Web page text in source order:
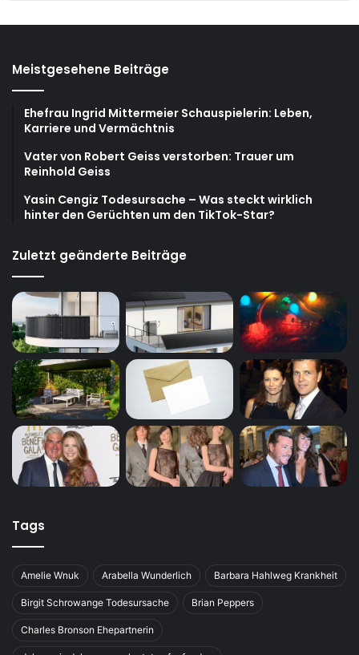
Meistgesehene Beiträge
Ehefrau Ingrid Mittermeier Schauspielerin: Leben,
Karriere und Vermächtnis
Vater von Robert Geiss verstorben: Trauer um
Reinhold Geiss
Yasin Cengiz Todesursache – Was steckt wirklich
hinter den Gerüchten um den TikTok-Star?
Zuletzt geänderte Beiträge
Tags
Amelie Wnuk Arabella Wunderlich Barbara Hahlweg Krankheit
Birgit Schrowange Todesursache Brian Peppers
Charles Bronson Ehepartnerin